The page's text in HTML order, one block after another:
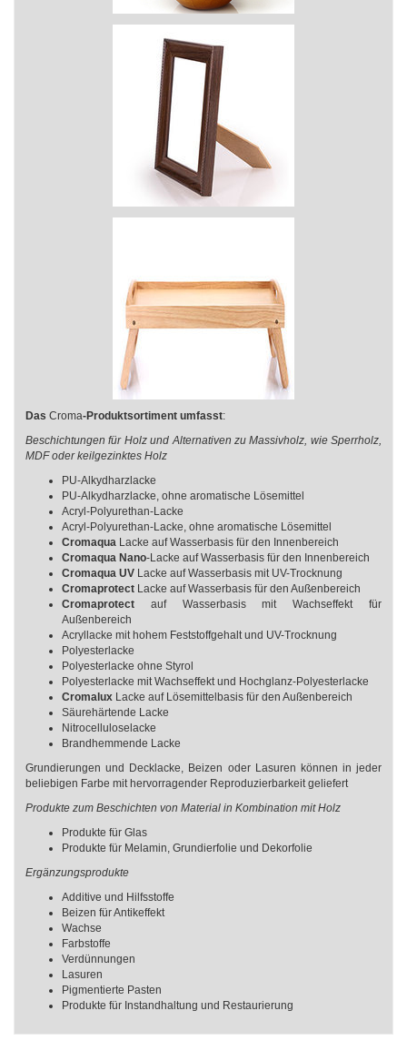
Das Croma-Produktsortiment umfasst:
Beschichtungen für Holz und Alternativen zu Massivholz, wie Sperrholz,
MDF oder keilgezinktes Holz
PU-Alkydharzlacke
PU-Alkydharzlacke, ohne aromatische Lösemittel
Acryl-Polyurethan-Lacke
Acryl-Polyurethan-Lacke, ohne aromatische Lösemittel
Cromaqua Lacke auf Wasserbasis für den Innenbereich
Cromaqua Nano-Lacke auf Wasserbasis für den Innenbereich
Cromaqua UV Lacke auf Wasserbasis mit UV-Trocknung
Cromaprotect Lacke auf Wasserbasis für den Außenbereich
Cromaprotect auf Wasserbasis mit Wachseffekt für
Außenbereich
Acryllacke mit hohem Feststoffgehalt und UV-Trocknung
Polyesterlacke
Polyesterlacke ohne Styrol
Polyesterlacke mit Wachseffekt und Hochglanz-Polyesterlacke
Cromalux Lacke auf Lösemittelbasis für den Außenbereich
Säurehärtende Lacke
Nitrocelluloselacke
Brandhemmende Lacke
Grundierungen und Decklacke, Beizen oder Lasuren können in jeder
beliebigen Farbe mit hervorragender Reproduzierbarkeit geliefert
Produkte zum Beschichten von Material in Kombination mit Holz
Produkte für Glas
Produkte für Melamin, Grundierfolie und Dekorfolie
Ergänzungsprodukte
Additive und Hilfsstoffe
Beizen für Antikeffekt
Wachse
Farbstoffe
Verdünnungen
Lasuren
Pigmentierte Pasten
Produkte für Instandhaltung und Restaurierung